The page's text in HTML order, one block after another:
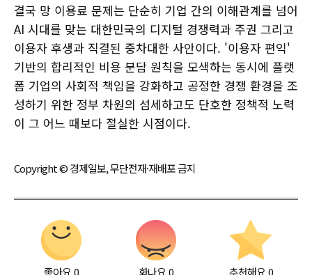
결국 망 이용료 문제는 단순히 기업 간의 이해관계를 넘어
AI 시대를 맞는 대한민국의 디지털 경쟁력과 주권 그리고
이용자 후생과 직결된 중차대한 사안이다. '이용자 편익'
기반의 합리적인 비용 분담 원칙을 모색하는 동시에 플랫
폼 기업의 사회적 책임을 강화하고 공정한 경쟁 환경을 조
성하기 위한 정부 차원의 섬세하고도 단호한 정책적 노력
이 그 어느 때보다 절실한 시점이다.
Copyright © 경제일보, 무단전재·재배포 금지
좋아요 0 화나요 0 추천해요 0